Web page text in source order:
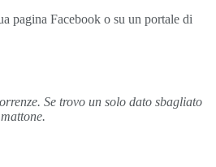
pagina Facebook o su un portale di
Se trovo un solo dato sbagliato